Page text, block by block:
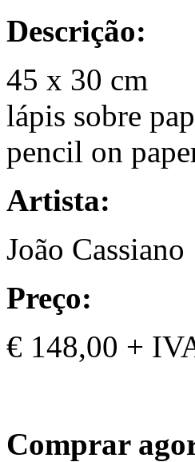
Descrição:
45 x 30 cm
lápis sobre
pencil on
Artista:
João Cassiano
Preço:
€ 148,00 +
Comprar